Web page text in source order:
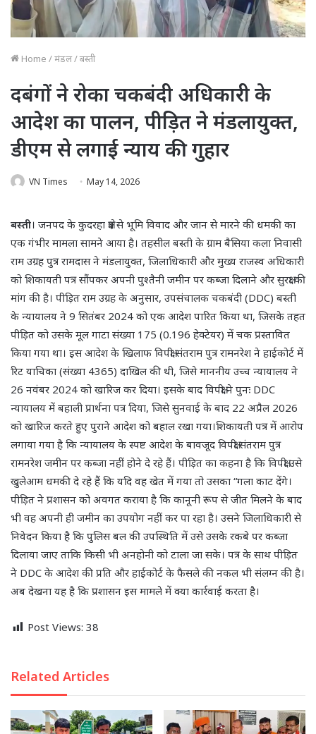
Home /मंडल/बस्ती
दबंगों ने रोका चकबंदी अधिकारी के
आदेश का पालन, पीड़ित ने मंडलायुक्त,
डीएम से लगाई न्याय की गुहार
VN Times May 14, 2026
बस्ती। जनपद के कुदरहा क्षेत्र से भूमि विवाद और जान से मारने की धमकी का
एक गंभीर मामला सामने आया है। तहसील बस्ती के ग्राम बैसिया कला निवासी
राम उग्रह पुत्र रामदास ने मंडलायुक्त, जिलाधिकारी और मुख्य राजस्व अधिकारी
को शिकायती पत्र सौंपकर अपनी पुश्तैनी जमीन पर कब्जा दिलाने और सुरक्षा की
मांग की है। पीड़ित राम उग्रह के अनुसार, उपसंचालक चकबंदी (DDC) बस्ती
के न्यायालय ने 9 सितंबर 2024 को एक आदेश पारित किया था, जिसके तहत
पीड़ित को उसके मूल गाटा संख्या 175 (0.196 हेक्टेयर) में चक प्रस्तावित
किया गया था। इस आदेश के खिलाफ विपक्षी संतराम पुत्र रामनरेश ने हाईकोर्ट में
रिट याचिका (संख्या 4365) दाखिल की थी, जिसे माननीय उच्च न्यायालय ने
26 नवंबर 2024 को खारिज कर दिया। इसके बाद विपक्षी ने पुनः DDC
न्यायालय में बहाली प्रार्थना पत्र दिया, जिसे सुनवाई के बाद 22 अप्रैल 2026
को खारिज करते हुए पुराने आदेश को बहाल रखा गया।शिकायती पत्र में आरोप
लगाया गया है कि न्यायालय के स्पष्ट आदेश के बावजूद विपक्षी संतराम पुत्र
रामनरेश जमीन पर कब्जा नहीं होने दे रहे हैं। पीड़ित का कहना है कि विपक्षी उसे
खुलेआम धमकी दे रहे हैं कि यदि वह खेत में गया तो उसका “गला काट देंगे।
पीड़ित ने प्रशासन को अवगत कराया है कि कानूनी रूप से जीत मिलने के बाद
भी वह अपनी ही जमीन का उपयोग नहीं कर पा रहा है। उसने जिलाधिकारी से
निवेदन किया है कि पुलिस बल की उपस्थिति में उसे उसके रकबे पर कब्जा
दिलाया जाए ताकि किसी भी अनहोनी को टाला जा सके। पत्र के साथ पीड़ित
ने DDC के आदेश की प्रति और हाईकोर्ट के फैसले की नकल भी संलग्न की है।
अब देखना यह है कि प्रशासन इस मामले में क्या कार्रवाई करता है।
Post Views: 38
Related Articles